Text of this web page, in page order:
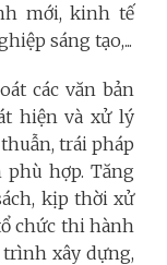
mới, kinh tế
sáng tạo,...
các văn bản
hiện và xử lý
trái pháp
hợp. Tăng
kịp thời xử
chức thi hành
trình xây dựng,